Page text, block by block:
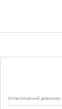
Атлантический дивизион